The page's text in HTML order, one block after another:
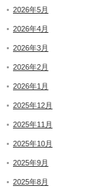
2026年5月
2026年4月
2026年3月
2026年2月
2026年1月
2025年12月
2025年11月
2025年10月
2025年9月
2025年8月